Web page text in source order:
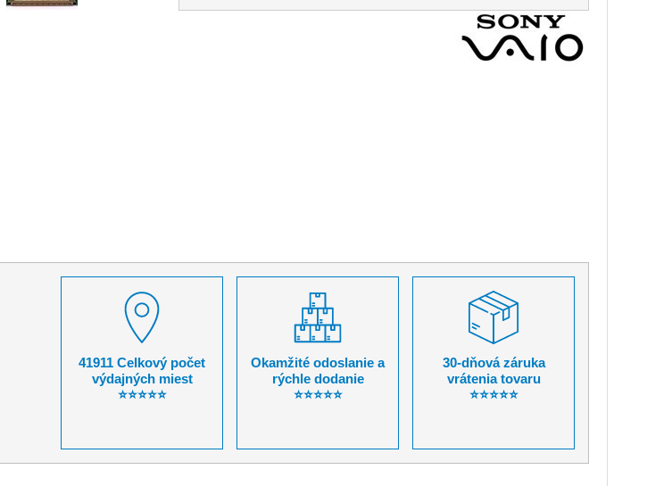
41911 Celkový počet
výdajných miest
⭐⭐⭐⭐⭐
Okamžité odoslanie a
rýchle dodanie
⭐⭐⭐⭐⭐
30-dňová záruka
vrátenia tovaru
⭐⭐⭐⭐⭐